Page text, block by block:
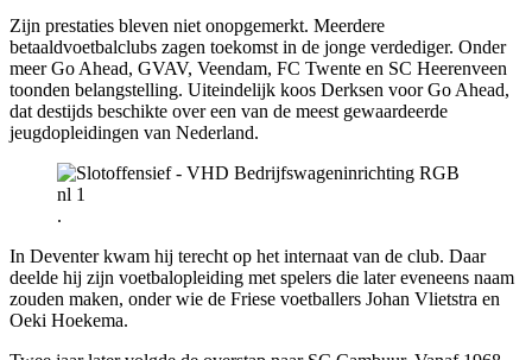
Zijn prestaties bleven niet onopgemerkt. Meerdere
betaaldvoetbalclubs zagen toekomst in de jonge verdediger. Onder
meer Go Ahead, GVAV, Veendam, FC Twente en SC Heerenveen
toonden belangstelling. Uiteindelijk koos Derksen voor Go Ahead,
dat destijds beschikte over een van de meest gewaardeerde
jeugdopleidingen van Nederland.
.
In Deventer kwam hij terecht op het internaat van de club. Daar
deelde hij zijn voetbalopleiding met spelers die later eveneens naam
zouden maken, onder wie de Friese voetballers Johan Vlietstra en
Oeki Hoekema.